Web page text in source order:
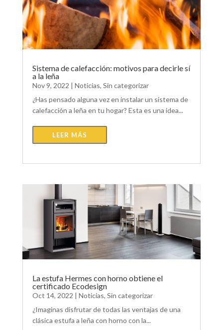
Sistema de calefacción: motivos para decirle sí
a la leña
Nov 9, 2022 | Noticias, Sin categorizar
¿Has pensado alguna vez en instalar un sistema de
calefacción a leña en tu hogar? Esta es una idea...
LEER MÁS
La estufa Hermes con horno obtiene el
certificado Ecodesign
Oct 14, 2022 | Noticias, Sin categorizar
¿Imaginas disfrutar de todas las ventajas de una
clásica estufa a leña con horno con la...